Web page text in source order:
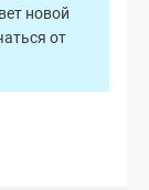
новой
от